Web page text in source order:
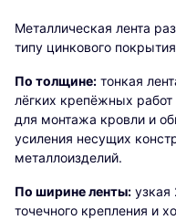
Металлическая лента
типу цинкового
По толщине: тонкая
лёгких крепёжных
для монтажа кровли и
усиления несущих
металлоизделий.
По ширине ленты: узкая
точечного крепления и